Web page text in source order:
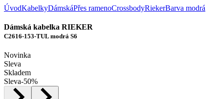
ÚvodKabelkyDámskáPřes ramenoCrossbodyRiekerBarva modrá
Dámská kabelka RIEKER
C2616-153-TUL modrá S6
Novinka
Sleva
Skladem
Sleva-50%